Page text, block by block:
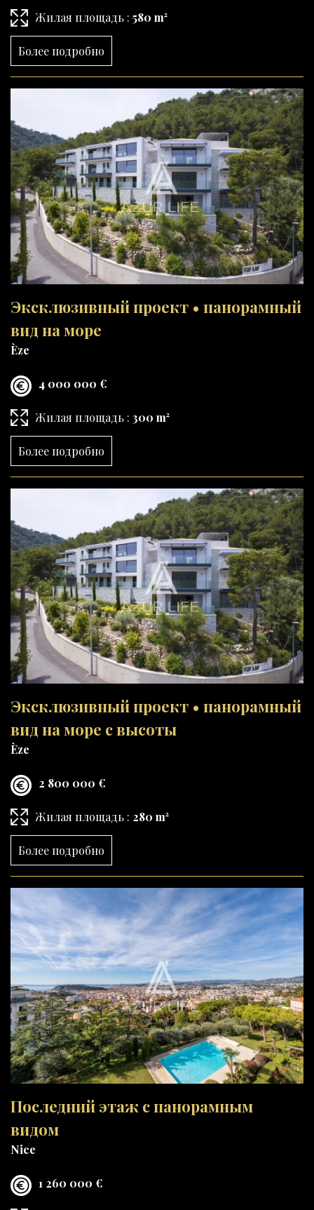
Жилая площадь : 580 m²
Более подробно
Эксклюзивный проект • панорамный
вид на море
Èze
4 000 000 €
Жилая площадь : 300 m²
Более подробно
Эксклюзивный проект • панорамный
вид на море с высоты
Èze
2 800 000 €
Жилая площадь : 280 m²
Более подробно
Последний этаж с панорамным
видом
Nice
1 260 000 €